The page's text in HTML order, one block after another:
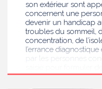
son extérieur sont
concernent une
devenir un handicap
troubles du sommeil,
concentration, de
l’errance
par les personnes
bonnes pratiques